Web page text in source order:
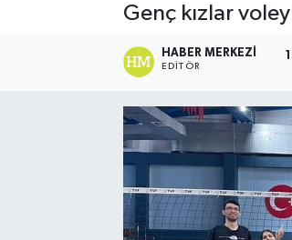
Genç kızlar
HABER MERKEZI
EDITÖR
Video Galeri
Tüm Manşetler
Son Dakika Haberleri